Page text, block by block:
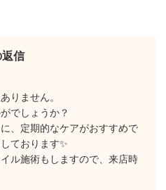
返信
りません。
でしょうか？
、定期的なケアがおすすめで
ております✨
ル施術もしますので、来店時